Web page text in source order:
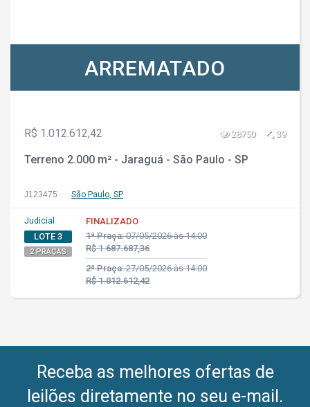
ARREMATADO
R$ 1.012.612,42 28750 39
Terreno 2.000 m² - Jaraguá - São Paulo - SP
J123475 São Paulo, SP
Judicial
LOTE 3
2 PRAÇAS
FINALIZADO
1ª Praça:07/05/2026 às 14:00
R$ 1.687.687,36
2ª Praça:27/05/2026 às 14:00
R$ 1.012.612,42
Receba as melhores ofertas de
leilões diretamente no seu e-mail.